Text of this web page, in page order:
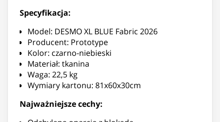
Specyfikacja:
Model: DESMO XL BLUE Fabric 2026
Producent: Prototype
Kolor: czarno-niebieski
Materiał: tkanina
Waga: 22,5 kg
Wymiary kartonu: 81x60x30cm
Najważniejsze cechy: